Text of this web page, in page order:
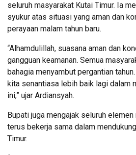
seluruh masyarakat Kutai Timur. Ia
syukur atas situasi yang aman dan
perayaan malam tahun baru.
“Alhamdulillah, suasana aman dan
gangguan keamanan. Semua
bahagia menyambut pergantian
kita senantiasa lebih baik lagi dalam
ini,” ujar Ardiansyah.
Bupati juga mengajak seluruh
terus bekerja sama dalam
Timur.